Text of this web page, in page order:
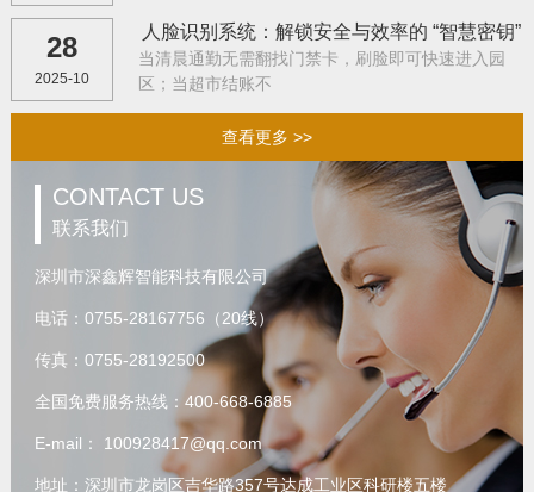
28
2025-10
人脸识别系统：解锁安全与效率的 “智慧密钥”
当清晨通勤无需翻找门禁卡，刷脸即可快速进入园
区；当超市结账不
查看更多 >>
CONTACT US
联系我们
深圳市深鑫辉智能科技有限公司
电话：0755-28167756（20线）
传真：0755-28192500
全国免费服务热线：400-668-6885
E-mail： 100928417@qq.com
地址：深圳市龙岗区吉华路357号达成工业区科研楼五楼